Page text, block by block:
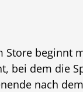
Store beginnt
bei dem die
nach